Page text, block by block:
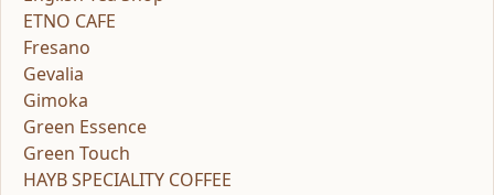
ETNO CAFE
Fresano
Gevalia
Gimoka
Green Essence
Green Touch
HAYB SPECIALITY COFFEE